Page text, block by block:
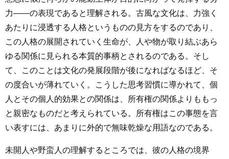
力――の表現であると理解される。古風な文化は、力強く
あたりに浸透する人格というものの見方をするのであり、
この人格の展開されていく生命が、人や物が取り結ぶあら
ゆる関係に見られる本質的事柄とされるのである。そし
て、このことは文化の発展段階が後になればなるほど、そ
の度合いが薄れていく。こうした思考習慣に導かれて、個
人とその個人的効果との関係は、所有権の関係よりももっ
と親密なものだと考えられている。所有権はこの事態を言
い表すには、あまりに外的で無味乾燥な用語なのである。
未開人や野蛮人の理解するところでは、彼の人格の境界